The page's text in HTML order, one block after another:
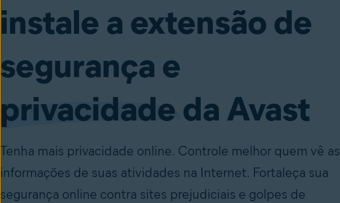
instale a extensão de
segurança e
privacidade da Avast
Tenha mais privacidade online. Controle melhor quem vê as
informações de suas atividades na Internet. Fortaleça sua
segurança online contra sites prejudiciais e golpes de